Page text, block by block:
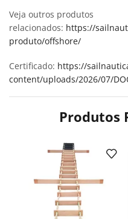
Veja outros produtos
relacionados: https://
produto/offshore/
Certificado: https://
content/uploads/2026/07/
Produtos